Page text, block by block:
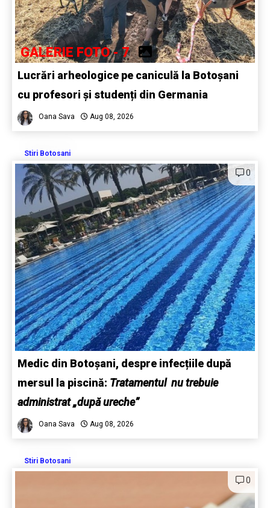
GALERIE FOTO - 7
Lucrări arheologice pe caniculă la Botoșani
cu profesori și studenți din Germania
Oana Sava Aug 08, 2026
Stiri Botosani
0
Medic din Botoșani, despre infecțiile după
mersul la piscină: Tratamentul nu trebuie
administrat „după ureche”
Oana Sava Aug 08, 2026
Stiri Botosani
0